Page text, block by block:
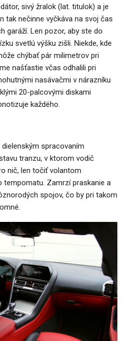
sivý žralok (lat. titulok) a je
tak nečinne vyčkáva na svoj čas
garáží. Len pozor, aby ste do
svetlú výšku zišli. Niekde, kde
chýbať pár milimetrov pri
našťastie včas odhalili pri
nasávačmi v nárazníku
20-palcovými diskami
každého.
spracovaním
tranzu, v ktorom vodič
nič, len točiť volantom
tempomatu. Zamrzí praskanie a
spojov, čo by pri takom